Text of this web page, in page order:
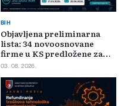
BIH
Objavljena preliminarna
lista: 34 novoosnovane
firme u KS predložene za
400.000 KM poticaja
03. 08. 2026.